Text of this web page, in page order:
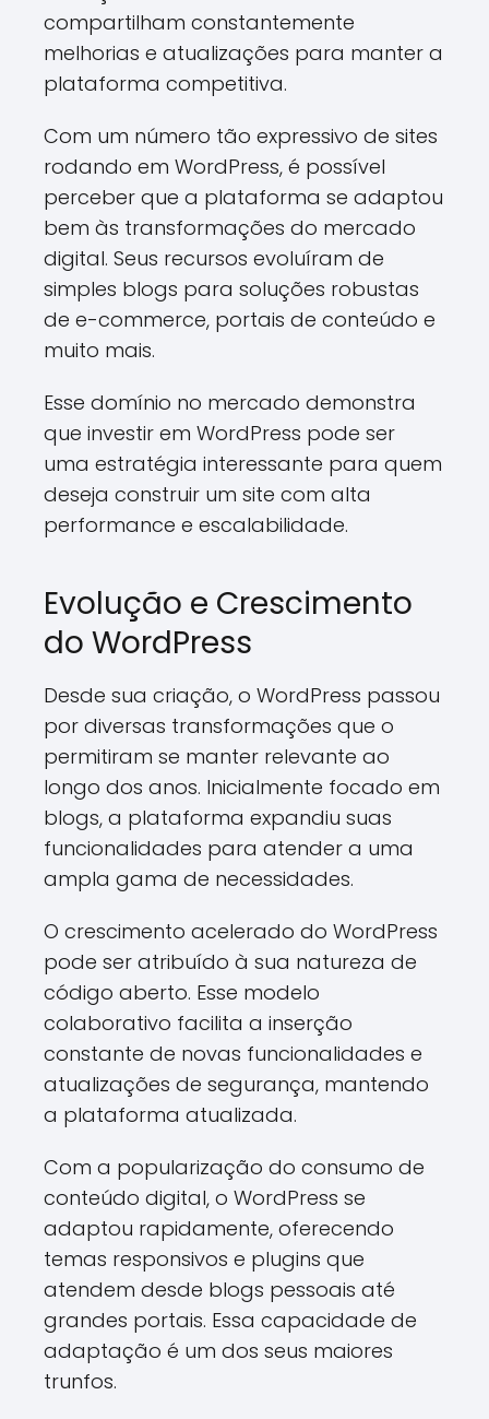
compartilham constantemente
melhorias e atualizações para manter a
plataforma competitiva.
Com um número tão expressivo de sites
rodando em WordPress, é possível
perceber que a plataforma se adaptou
bem às transformações do mercado
digital. Seus recursos evoluíram de
simples blogs para soluções robustas
de e-commerce, portais de conteúdo e
muito mais.
Esse domínio no mercado demonstra
que investir em WordPress pode ser
uma estratégia interessante para quem
deseja construir um site com alta
performance e escalabilidade.
Evolução e Crescimento
do WordPress
Desde sua criação, o WordPress passou
por diversas transformações que o
permitiram se manter relevante ao
longo dos anos. Inicialmente focado em
blogs, a plataforma expandiu suas
funcionalidades para atender a uma
ampla gama de necessidades.
O crescimento acelerado do WordPress
pode ser atribuído à sua natureza de
código aberto. Esse modelo
colaborativo facilita a inserção
constante de novas funcionalidades e
atualizações de segurança, mantendo
a plataforma atualizada.
Com a popularização do consumo de
conteúdo digital, o WordPress se
adaptou rapidamente, oferecendo
temas responsivos e plugins que
atendem desde blogs pessoais até
grandes portais. Essa capacidade de
adaptação é um dos seus maiores
trunfos.